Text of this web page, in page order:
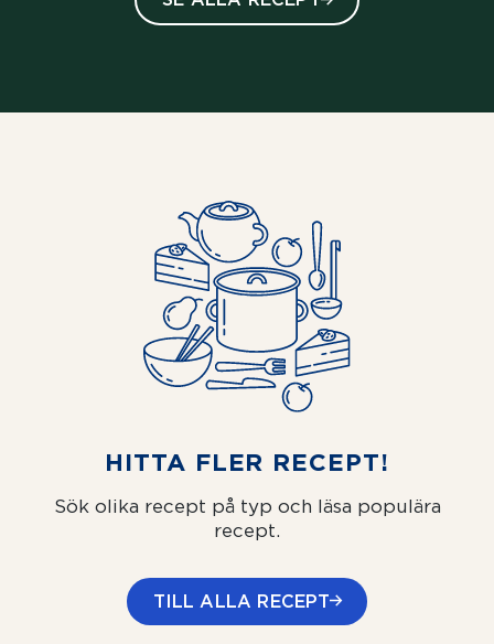
HITTA FLER RECEPT!
Sök olika recept på typ och läsa populära
recept.
TILL ALLA RECEPT